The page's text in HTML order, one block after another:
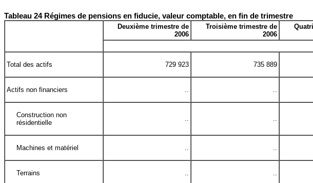
Tableau 24 Régimes de pensions en fiducie, valeur comptable, en fin de trimestre
Deuxième trimestre de
2006
Troisième trimestre de
2006
Total des actifs 729 923 735 889
Actifs non financiers .. ..
Construction non
résidentielle
.. ..
Machines et matériel .. ..
Terrains .. ..